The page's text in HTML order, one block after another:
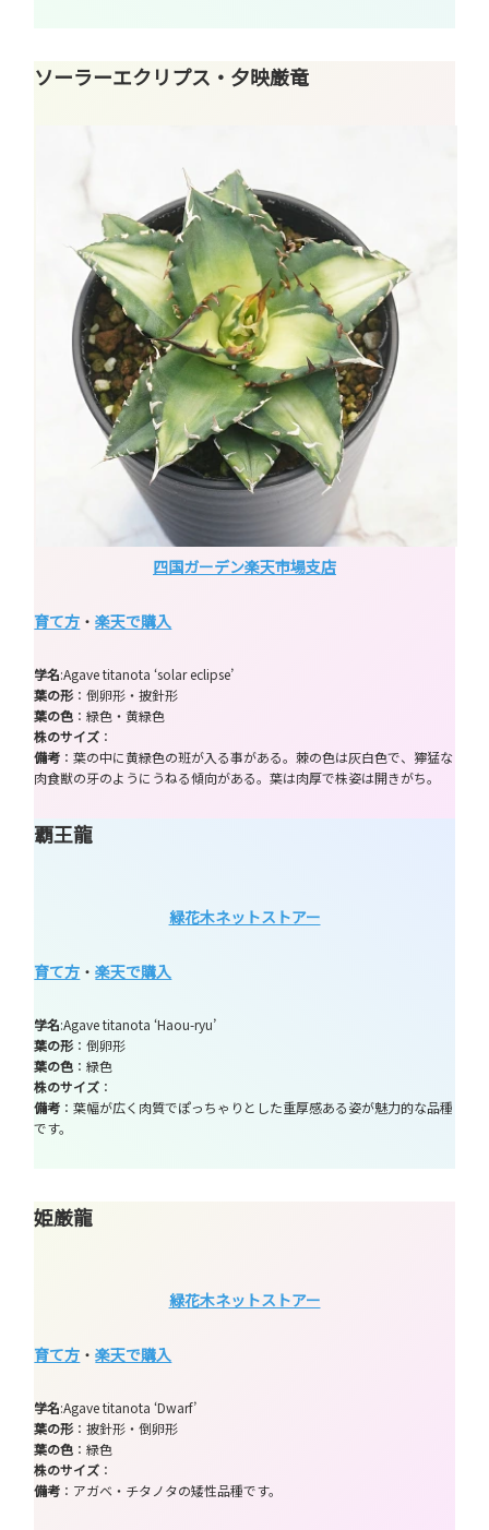
ソーラーエクリプス・夕映厳竜
四国ガーデン楽天市場支店
育て方 ・楽天で購入
学名:Agave titanota ‘solar eclipse’
葉の形 ：倒卵形・披針形
葉の色 ：緑色・黄緑色
株のサイズ ：
備考 ：葉の中に黄緑色の班が入る事がある。棘の色は灰白色で、獰猛な
肉食獣の牙のようにうねる傾向がある。葉は肉厚で株姿は開きがち。
覇王龍
緑花木ネットストアー
育て方 ・楽天で購入
学名:Agave titanota ‘Haou-ryu’
葉の形 ：倒卵形
葉の色 ：緑色
株のサイズ ：
備考 ：葉幅が広く肉質でぽっちゃりとした重厚感ある姿が魅力的な品種
です。
姫厳龍
緑花木ネットストアー
育て方 ・楽天で購入
学名:Agave titanota ‘Dwarf’
葉の形 ：披針形・倒卵形
葉の色 ：緑色
株のサイズ ：
備考 ：アガベ・チタノタの矮性品種です。